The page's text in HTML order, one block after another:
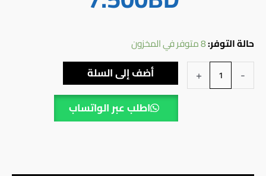
هو:
8.500BD.
هو:
7.500BD.
حالة التوفر:8 متوفر في المخزون
-
كمية
خلاط
مطبخ
بارد
+
أضف إلى السلة
اطلب عبر الواتساب